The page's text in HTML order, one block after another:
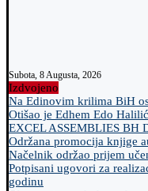
Subota, 8 Augusta, 2026
Izdvojeno
Na Edinovim krilima BiH
Otišao je Edhem Edo
EXCEL ASSEMBLIES BH
Održana promocija knjige
Načelnik održao prijem
Potpisani ugovori za
godinu